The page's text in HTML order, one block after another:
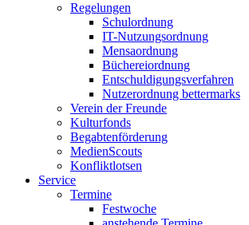
Regelungen
Schulordnung
IT-Nutzungsordnung
Mensaordnung
Büchereiordnung
Entschuldigungsverfahren
Nutzerordnung bettermarks
Verein der Freunde
Kulturfonds
Begabtenförderung
MedienScouts
Konfliktlotsen
Service
Termine
Festwoche